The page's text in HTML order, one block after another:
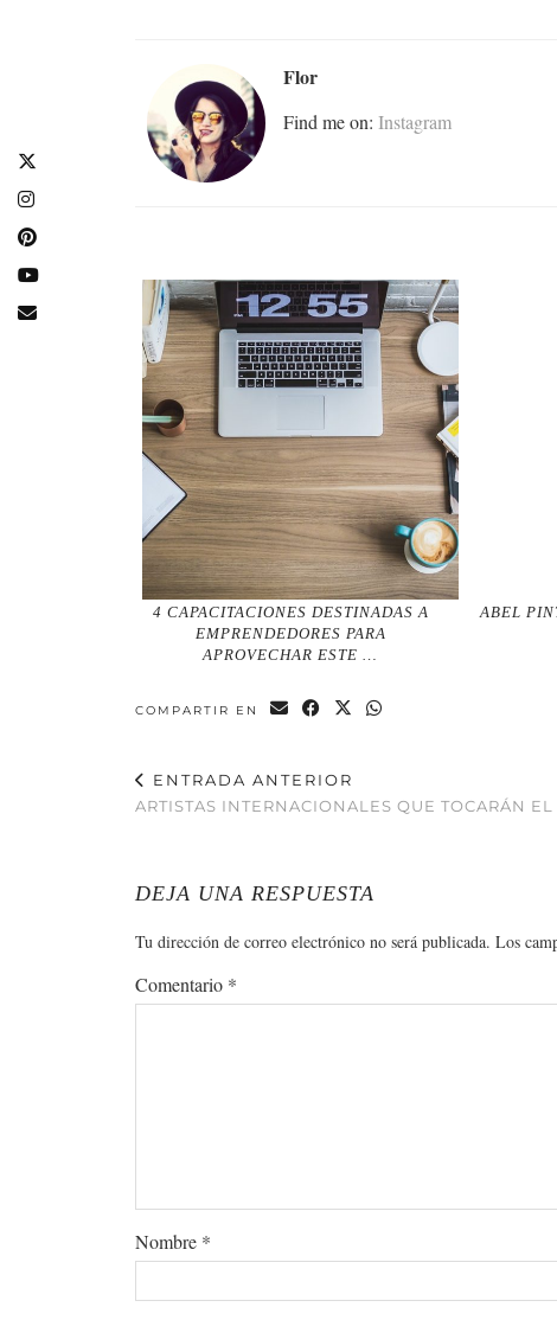
Flor
Find me on: Instagram
4 CAPACITACIONES DESTINADAS A
EMPRENDEDORES PARA
APROVECHAR ESTE …
ABEL
COMPARTIR EN
ENTRADA ANTERIOR
ARTISTAS INTERNACIONALES QUE TOCARÁN
DEJA UNA RESPUESTA
Tu dirección de correo electrónico no será publicada. Los
Comentario *
Nombre *